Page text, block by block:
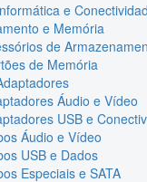
e
e Memória
de
de Memória
Áudio e Vídeo
USB e
Áudio e Vídeo
USB e Dados
Especiais e SATA